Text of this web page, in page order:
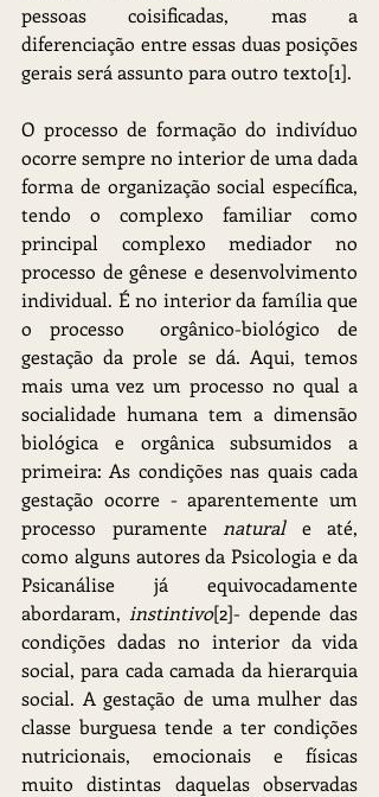
pessoas coisificadas, mas a
diferenciação entre essas duas posições
gerais será assunto para outro texto[1].
O processo de formação do indivíduo
ocorre sempre no interior de uma dada
forma de organização social específica,
tendo o complexo familiar como
principal complexo mediador no
processo de gênese e desenvolvimento
individual. É no interior da família que
o processo  orgânico-biológico de
gestação da prole se dá. Aqui, temos
mais uma vez um processo no qual a
socialidade humana tem a dimensão
biológica e orgânica subsumidos a
primeira: As condições nas quais cada
gestação ocorre - aparentemente um
processo puramente natural e até,
como alguns autores da Psicologia e da
Psicanálise já equivocadamente
abordaram, instintivo[2]- depende das
condições dadas no interior da vida
social, para cada camada da hierarquia
social. A gestação de uma mulher das
classe burguesa tende a ter condições
nutricionais, emocionais e físicas
muito distintas daquelas observadas